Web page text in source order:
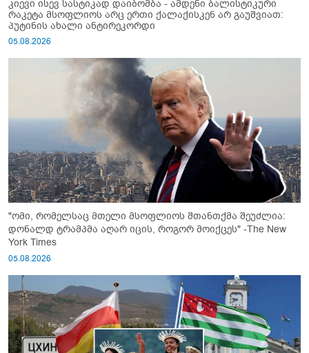
კიევი ისევ სასტიკად დაიბომბა - ამდენი ბალისტიკური
რაკეტა მსოფლიოს არც ერთი ქალაქისკენ არ გაუშვიათ:
პუტინის ახალი ანტირეკორდი
05.08.2026
"ომი, რომელსაც მთელი მსოფლიოს შთანთქმა შეუძლია:
დონალდ ტრამპმა აღარ იცის, როგორ მოიქცეს" -The New
York Times
05.08.2026